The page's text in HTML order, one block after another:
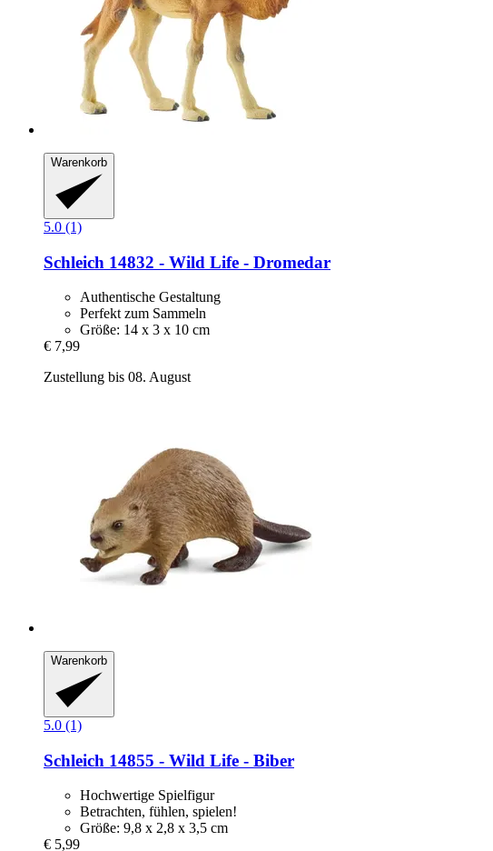
Warenkorb
5.0 (1)
Schleich 14832 -​ Wild Life -​ Dromedar
Authentische Gestaltung
Perfekt zum Sammeln
Größe: 14 x 3 x 10 cm
€ 7,99
Zustellung bis 08. August
Warenkorb
5.0 (1)
Schleich 14855 -​ Wild Life -​ Biber
Hochwertige Spielfigur
Betrachten, fühlen, spielen!
Größe: 9,8 x 2,8 x 3,5 cm
€ 5,99